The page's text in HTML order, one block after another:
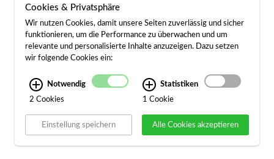
Widerruf erklären
SERVICE & KONTAKT
Besuch / Anfahrt
Kontakt
Cookies & Privatsphäre
Wir nutzen Cookies, damit unsere Seiten zuverlässig und sicher
funktionieren, um die Performance zu überwachen und um
relevante und personalisierte Inhalte anzuzeigen. Dazu setzen
wir folgende Cookies ein:
Notwendig
2 Cookies
Statistiken
1 Cookie
Einstellung speichern Alle Cookies akzeptieren